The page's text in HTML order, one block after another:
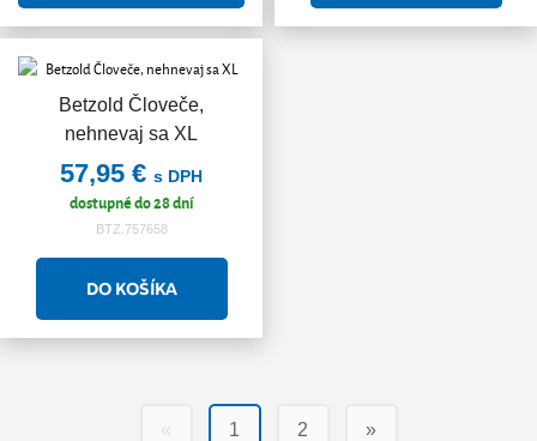
Betzold Človeče,
nehnevaj sa XL
57,95 € s DPH
dostupné do 28 dní
BTZ.757658
« 1 2 »